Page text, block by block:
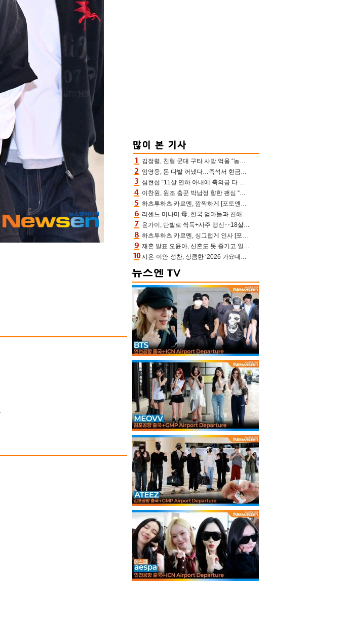
김정렬, 친형 군대 구타 사망 억울 “농약사 처리, 범인 찾았지만…엄마는 이미 치매”(데이앤나잇)
임영웅, 돈 다발 꺼냈다…즉석서 현금으로 수당 챙겨주는 ‘구단주’
심현섭 “11살 연하 아내에 축의금 다 뺏겨, 집도 아내 명의” (동치미)[결정적장면]
이찬원, 원조 춤꾼 박남정 향한 팬심 “어머님 잘 계시지” 폭소(불후)
하츠투하츠 카르멘, 깜찍하게 [포토엔HD]
리센느 미나미 母, 한국 엄마들과 친해진 비결=BTS “최애 정국 얘기로 통해”(전참시)
윤가이, 단발로 싹둑+사주 맹신‥18살 연상 ♥장기하 반한 엉뚱·열정 매력(전참시)
하츠투하츠 카르멘, 싱그럽게 인사 [포토엔HD]
재혼 발표 오윤아, 신혼도 못 즐기고 일만 “발달장애 子도 취업 1년차, 연차 없어”
시온-이안-성찬, 상큼한 ‘2026 가요대전 썸머’ MC [포토엔HD]